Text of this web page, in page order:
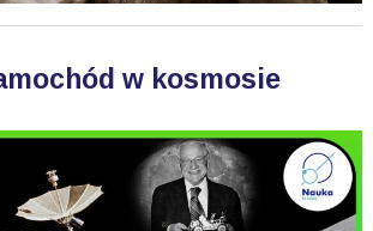
w kosmosie